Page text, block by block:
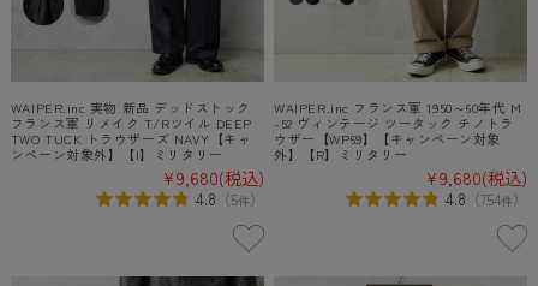
WAIPER.inc 実物 新品 デッドストック
フランス軍 リメイク T/Rツイル DEEP
TWO TUCK トラウザーズ NAVY【キャ
ンペーン対象外】【I】ミリタリー
¥9,680(税込)
4.8 （5件）
WAIPER.inc フランス軍 1950～60年代 M
-52 ヴィンテージ ツータック チノトラ
ウザー【WP69】【キャンペーン対象
外】【R】ミリタリー
¥9,680(税込)
4.8 （754件）